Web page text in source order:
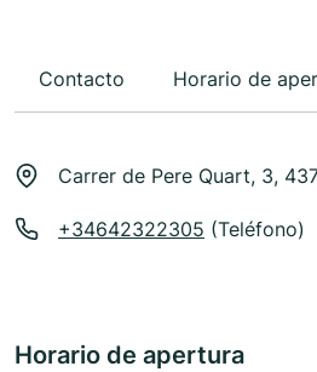
Contacto Horario de
Carrer de Pere Quart, 3,
+34642322305 (Teléfono)
Horario de apertura